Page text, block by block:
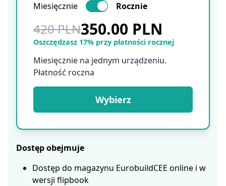
Miesięcznie
Rocznie
420 PLN350.00 PLN
Oszczędzasz 17% przy płatności rocznej
Miesięcznie na jednym urządzeniu.
Płatność roczna
Wybierz
Dostęp obejmuje
Dostęp do magazynu EurobuildCEE online i w
wersji flipbook